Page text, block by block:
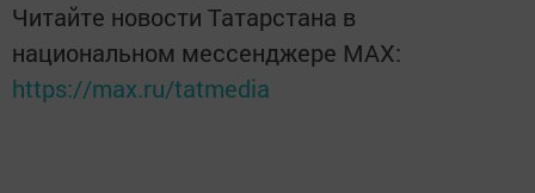
Читайте новости Татарстана в
национальном мессенджере MАХ:
https://max.ru/tatmedia